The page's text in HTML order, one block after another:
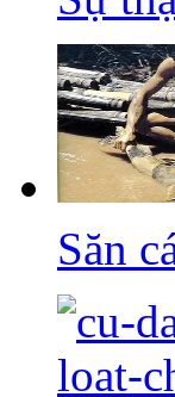
Săn